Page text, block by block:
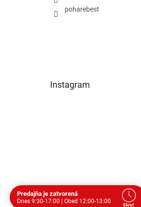
poharebest
Instagram
Predajňa je zatvorená
Dnes 9:30-17:00 | Obed 12:00-13:00
Skryť